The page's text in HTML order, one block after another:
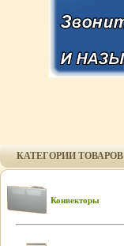
КАТЕГОРИИ ТОВАРОВ
Конвекторы